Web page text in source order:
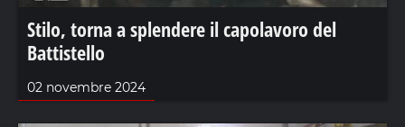
Stilo, torna a splendere il capolavoro del
Battistello
02 novembre 2024